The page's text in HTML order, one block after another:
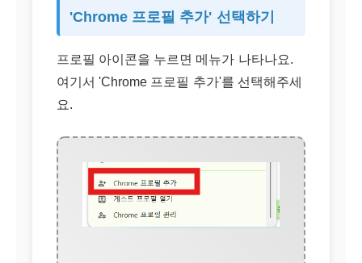
'Chrome 프로필 추가' 선택하기
프로필 아이콘을 누르면 메뉴가 나타나요.
여기서 'Chrome 프로필 추가'를 선택해주세
요.